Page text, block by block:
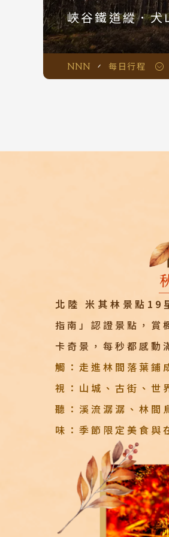
峽谷鐵道縱．
NNN 每日行程
北陸 米其林景點19
指南」認證景點，賞
卡奇景，每秒都感動
觸：走進林間落葉鋪
視：山城、古街、世
聽：溪流潺潺、林間
味：季節限定美食與